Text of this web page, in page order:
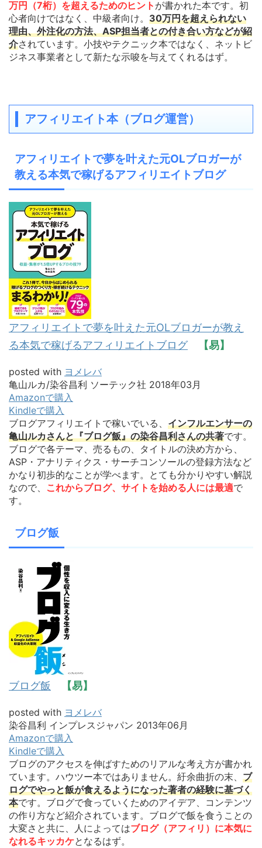
万円（7桁）を超えるためのヒント が書かれた本です。初
心者向けではなく、中級者向け。 30万円を超えられない
理由、外注化の方法、ASP担当者との付き合い方などが紹
介されています。小技やテクニック本ではなく、ネットビ
ジネス事業者として新たな示唆を与えてくれるはず。
アフィリエイト本（ブログ運営）
アフィリエイトで夢を叶えた元OLブロガーが
教える本気で稼げるアフィリエイトブログ
アフィリエイトで夢を叶えた元OLブロガーが教え
る本気で稼げるアフィリエイトブログ
【易】
posted with ヨメレバ
亀山ルカ/染谷昌利 ソーテック社 2018年03月
Amazonで購入
Kindleで購入
ブログアフィリエイトで稼いでいる、 インフルエンサーの
亀山ルカさんと『ブログ飯』の染谷昌利さんの共著です。
ブログで各テーマ、売るもの、タイトルの決め方から、
ASP・アナリティクス・サーチコンソールの登録方法など
かなり初歩的なことが学べます。とても分かりやすい解説
なので、 これからブログ、サイトを始める人には最適で
す。
ブログ飯
ブログ飯 【易】
posted with ヨメレバ
染谷昌利 インプレスジャパン 2013年06月
Amazonで購入
Kindleで購入
ブログのアクセスを伸ばすためのリアルな考え方が書かれ
ています。ハウツー本ではありません。紆余曲折の末、 ブ
ログでやっと飯が食えるようになった著者の経験に基づく
本です。ブログで食っていくためのアイデア、コンテンツ
の作り方など紹介されています。ブログで飯を食うことの
大変さと共に、人によってはブログ（アフィリ）に本気に
なれるキッカケとなるはず。